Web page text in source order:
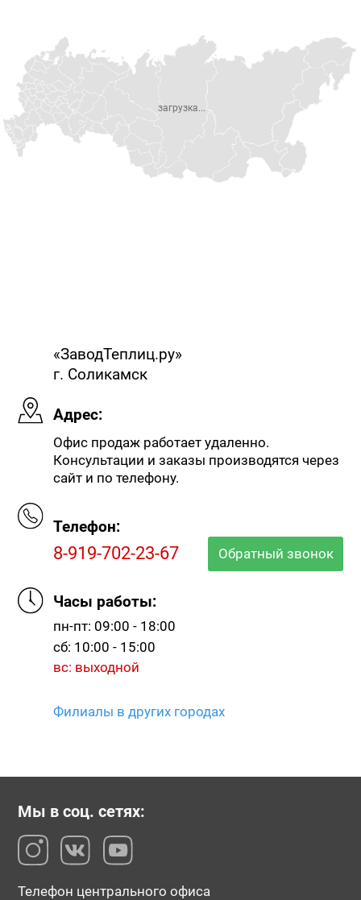
«ЗаводТеплиц.ру»
г. Соликамск
Адрес:
Офис продаж работает удаленно.
Консультации и заказы производятся через
сайт и по телефону.
Телефон:
8-919-702-23-67 Обратный звонок
Часы работы:
пн-пт: 09:00 - 18:00
сб: 10:00 - 15:00
вс: выходной
Филиалы в других городах
загрузка...
Мы в соц. сетях:
Телефон центрального офиса